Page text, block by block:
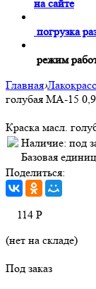
на сайте
погрузка
режим
Главная›
голубая МА-15
Краска масл.
Наличие: под
Базовая
Поделиться:
114 Р
(нет на складе)
Под заказ